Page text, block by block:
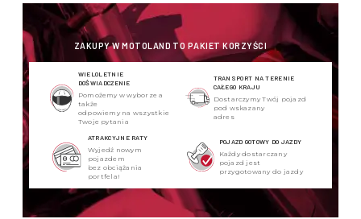
ZAKUPY W MOTOLAND TO PAKIET KORZYŚCI
WIELOLETNIE
DOŚWIADCZENIE
Pomożemy w wyborze a
także
odpowiemy na wszystkie
Twoje pytania
TRANSPORT NA TERENIE
CAŁEGO KRAJU
Dostarczymy Twój pojazd
pod wskazany
adres
ATRAKCYJNE RATY
Wyjedź nowym
pojazdem
bez obciążania
portfela!
POJAZD GOTOWY DO JAZDY
Każdy dostarczany
pojazd jest
przygotowany do jazdy